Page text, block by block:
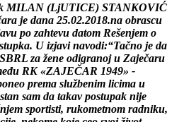
MILAN (LjUTICE) STANKOVIĆ
je dana 25.02.2018.na obrascu
po zahtevu datom Rešenjem o
U izjavi navodi:“Tačno je da
za žene odigranoj u Zaječaru
RK «ZAJEČAR 1949» -
prema službenim licima u
sam da takav postupak nije
sportisti, rukometnom radniku,